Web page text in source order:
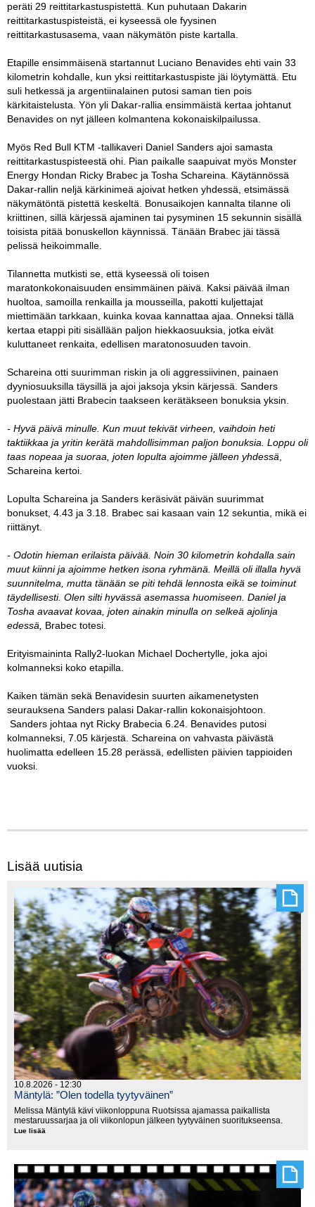
peräti 29 reittitarkastuspistettä. Kun puhutaan Dakarin
reittitarkastuspisteistä, ei kyseessä ole fyysinen
reittitarkastusasema, vaan näkymätön piste kartalla.
Etapille ensimmäisenä startannut Luciano Benavides ehti vain 33
kilometrin kohdalle, kun yksi reittitarkastuspiste jäi löytymättä. Etu
suli hetkessä ja argentiinalainen putosi saman tien pois
kärkitaistelusta. Yön yli Dakar-rallia ensimmäistä kertaa johtanut
Benavides on nyt jälleen kolmantena kokonaiskilpailussa.
Myös Red Bull KTM -tallikaveri Daniel Sanders ajoi samasta
reittitarkastuspisteestä ohi. Pian paikalle saapuivat myös Monster
Energy Hondan Ricky Brabec ja Tosha Schareina. Käytännössä
Dakar-rallin neljä kärkinimeä ajoivat hetken yhdessä, etsimässä
näkymätöntä pistettä keskeltä. Bonusaikojen kannalta tilanne oli
kriittinen, sillä kärjessä ajaminen tai pysyminen 15 sekunnin sisällä
toisista pitää bonuskellon käynnissä. Tänään Brabec jäi tässä
pelissä heikoimmalle.
Tilannetta mutkisti se, että kyseessä oli toisen
maratonkokonaisuuden ensimmäinen päivä. Kaksi päivää ilman
huoltoa, samoilla renkailla ja mousseilla, pakotti kuljettajat
miettimään tarkkaan, kuinka kovaa kannattaa ajaa. Onneksi tällä
kertaa etappi piti sisällään paljon hiekkaosuuksia, jotka eivät
kuluttaneet renkaita, edellisen maratonosuuden tavoin.
Schareina otti suurimman riskin ja oli aggressiivinen, painaen
dyyniosuuksilla täysillä ja ajoi jaksoja yksin kärjessä. Sanders
puolestaan jätti Brabecin taakseen kerätäkseen bonuksia yksin.
- Hyvä päivä minulle. Kun muut tekivät virheen, vaihdoin heti
taktiikkaa ja yritin kerätä mahdollisimman paljon bonuksia. Loppu oli
taas nopeaa ja suoraa, joten lopulta ajoimme jälleen yhdessä
Schareina kertoi.
Lopulta Schareina ja Sanders keräsivät päivän suurimmat
bonukset, 4.43 ja 3.18. Brabec sai kasaan vain 12 sekuntia, mikä ei
riittänyt.
- Odotin hieman erilaista päivää. Noin 30 kilometrin kohdalla sain
muut kiinni ja ajoimme hetken isona ryhmänä. Meillä oli illalla hyvä
suunnitelma, mutta tänään se piti tehdä lennosta eikä se toiminut
täydellisesti. Olen silti hyvässä asemassa huomiseen. Daniel ja
Tosha avaavat kovaa, joten ainakin minulla on selkeä ajolinja
edessä,
Brabec totesi.
Erityismaininta Rally2-luokan Michael Dochertylle, joka ajoi
kolmanneksi koko etapilla.
Kaiken tämän sekä Benavidesin suurten aikamenetysten
seurauksena Sanders palasi Dakar-rallin kokonaisjohtoon.
Sanders johtaa nyt Ricky Brabecia 6.24. Benavides putosi
kolmanneksi, 7.05 kärjestä. Schareina on vahvasta päivästä
huolimatta edelleen 15.28 perässä, edellisten päivien tappioiden
vuoksi.
Lisää uutisia
10.8.2026 - 12:30
Mäntylä: ”Olen todella tyytyväinen”
Melissa Mäntylä kävi viikonloppuna Ruotsissa ajamassa paikallista
mestaruussarjaa ja oli viikonlopun jälkeen tyytyväinen suoritukseensa.
Lue lisää